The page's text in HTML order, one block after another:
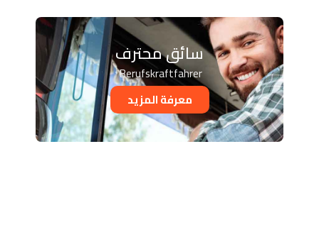
سائق محترف
Berufskraftfahrer
معرفة المزيد